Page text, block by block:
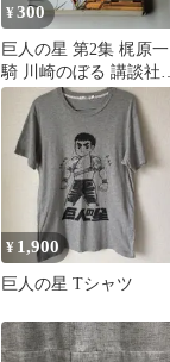
¥300
巨人の星 第2集 梶原一
騎 川崎のぼる 講談社
KCスペシャル
¥ 1,900
巨人の星 Tシャツ